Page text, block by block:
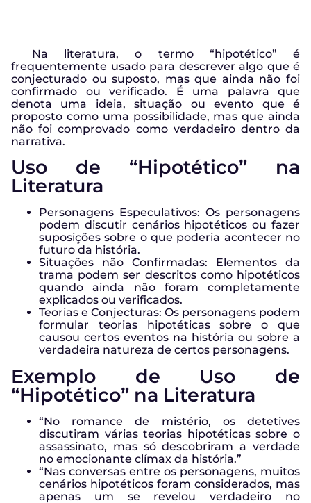
Na literatura, o termo “hipotético” é
frequentemente usado para descrever algo que é
conjecturado ou suposto, mas que ainda não foi
confirmado ou verificado. É uma palavra que
denota uma ideia, situação ou evento que é
proposto como uma possibilidade, mas que ainda
não foi comprovado como verdadeiro dentro da
narrativa.
Uso de “Hipotético” na
Literatura
Personagens Especulativos: Os personagens
podem discutir cenários hipotéticos ou fazer
suposições sobre o que poderia acontecer no
futuro da história.
Situações não Confirmadas: Elementos da
trama podem ser descritos como hipotéticos
quando ainda não foram completamente
explicados ou verificados.
Teorias e Conjecturas: Os personagens podem
formular teorias hipotéticas sobre o que
causou certos eventos na história ou sobre a
verdadeira natureza de certos personagens.
Exemplo de Uso de
“Hipotético” na Literatura
“No romance de mistério, os detetives
discutiram várias teorias hipotéticas sobre o
assassinato, mas só descobriram a verdade
no emocionante clímax da história.”
“Nas conversas entre os personagens, muitos
cenários hipotéticos foram considerados, mas
apenas um se revelou verdadeiro no